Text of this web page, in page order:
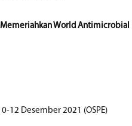
World Antimicrobial
12 Desember 2021 (OSPE)